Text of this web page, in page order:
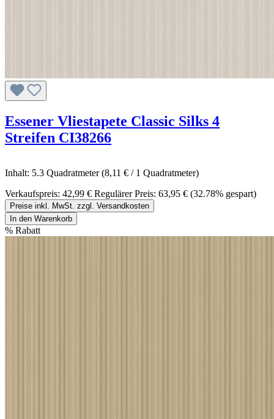
Essener Vliestapete Classic Silks 4
Streifen CI38266
Inhalt: 5.3 Quadratmeter(8,11 € / 1 Quadratmeter)
Verkaufspreis: 42,99 € Regulärer Preis: 63,95 € (32.78% gespart)
Preise inkl. MwSt. zzgl. Versandkosten
In den Warenkorb
% Rabatt